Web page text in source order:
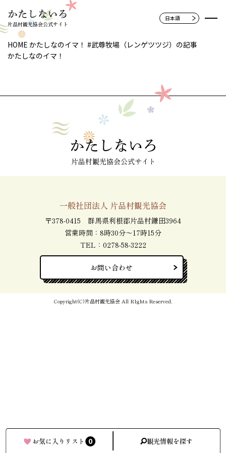
片品村観光協会公式サイト
HOME かたしなのイマ！ #武尊牧場（レンゲツツジ）の記事
かたしなのイマ！
片品村観光協会公式サイト
一般社団法人 片品村観光協会
〒378-0415 群馬県利根郡片品村鎌田3964
営業時間：8時30分～17時15分
TEL： 0278-58-3222
お問い合わせ
Copyright(C)片品村観光協会 All RIghts Reserved.
お気に入りリスト 0 観光情報を探す